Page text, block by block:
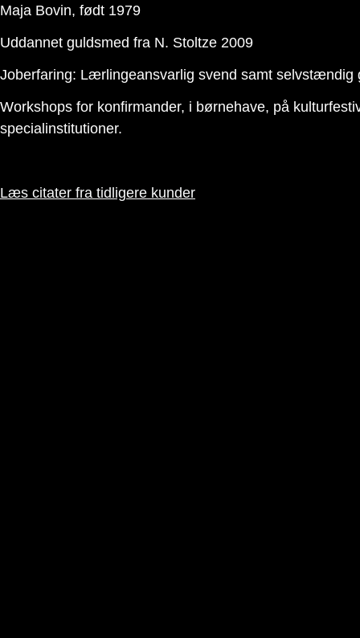
Maja Bovin, født 1979
Uddannet guldsmed fra N. Stoltze 2009
Joberfaring: Lærlingeansvarlig svend samt
Workshops for konfirmander, i børnehave, på
specialinstitutioner.
Læs citater fra tidligere kunder